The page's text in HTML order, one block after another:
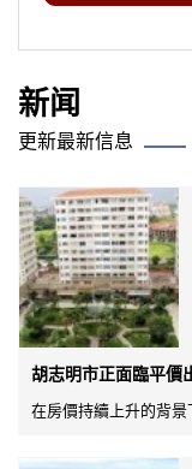
新闻
更新最新信息
胡志明市正面臨平價
在房價持續上升的背